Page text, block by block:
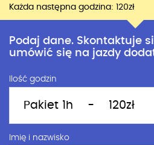
Każda następna godzina: 120zł
Podaj dane. Skontaktuje
umówić się na jazdy
Ilość godzin
Imię i nazwisko